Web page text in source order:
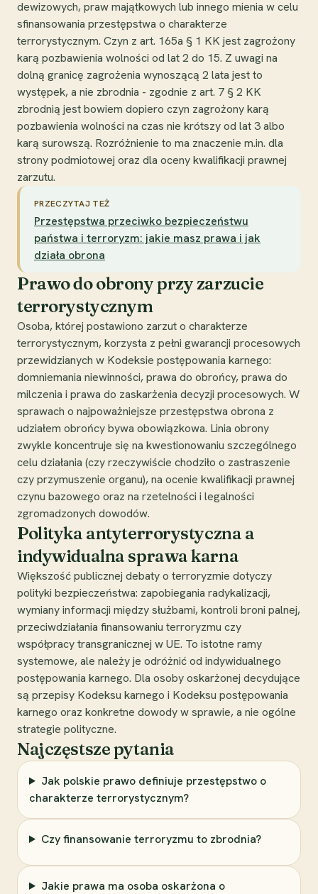
dewizowych, praw majątkowych lub innego mienia w celu
sfinansowania przestępstwa o charakterze
terrorystycznym. Czyn z art. 165a § 1 KK jest zagrożony
karą pozbawienia wolności od lat 2 do 15. Z uwagi na
dolną granicę zagrożenia wynoszącą 2 lata jest to
występek, a nie zbrodnia - zgodnie z art. 7 § 2 KK
zbrodnią jest bowiem dopiero czyn zagrożony karą
pozbawienia wolności na czas nie krótszy od lat 3 albo
karą surowszą. Rozróżnienie to ma znaczenie m.in. dla
strony podmiotowej oraz dla oceny kwalifikacji prawnej
zarzutu.
PRZECZYTAJ TEŻ
Przestępstwa przeciwko bezpieczeństwu
państwa i terroryzm: jakie masz prawa i jak
działa obrona
Prawo do obrony przy zarzucie
terrorystycznym
Osoba, której postawiono zarzut o charakterze
terrorystycznym, korzysta z pełni gwarancji procesowych
przewidzianych w Kodeksie postępowania karnego:
domniemania niewinności, prawa do obrońcy, prawa do
milczenia i prawa do zaskarżenia decyzji procesowych. W
sprawach o najpoważniejsze przestępstwa obrona z
udziałem obrońcy bywa obowiązkowa. Linia obrony
zwykle koncentruje się na kwestionowaniu szczególnego
celu działania (czy rzeczywiście chodziło o zastraszenie
czy przymuszenie organu), na ocenie kwalifikacji prawnej
czynu bazowego oraz na rzetelności i legalności
zgromadzonych dowodów.
Polityka antyterrorystyczna a
indywidualna sprawa karna
Większość publicznej debaty o terroryzmie dotyczy
polityki bezpieczeństwa: zapobiegania radykalizacji,
wymiany informacji między służbami, kontroli broni palnej,
przeciwdziałania finansowaniu terroryzmu czy
współpracy transgranicznej w UE. To istotne ramy
systemowe, ale należy je odróżnić od indywidualnego
postępowania karnego. Dla osoby oskarżonej decydujące
są przepisy Kodeksu karnego i Kodeksu postępowania
karnego oraz konkretne dowody w sprawie, a nie ogólne
strategie polityczne.
Najczęstsze pytania
Jak polskie prawo definiuje przestępstwo o
charakterze terrorystycznym?
Czy finansowanie terroryzmu to zbrodnia?
Jakie prawa ma osoba oskarżona o